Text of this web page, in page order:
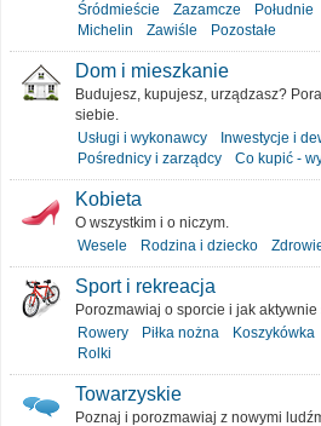
Śródmieście
Zazamcze Południe
Michelin
Zawiśle Pozostałe
Dom i mieszkanie
Budujesz, kupujesz, urządzasz?
siebie.
Usługi i wykonawcy
Inwestycje i
Pośrednicy i zarządcy
Co kupić -
Kobieta
O wszystkim i o niczym.
Wesele
Rodzina i dziecko
Sport i rekreacja
Porozmawiaj o sporcie i jak
Rowery
Piłka nożna Koszykówka
Rolki
Towarzyskie
Poznaj i porozmawiaj z nowymi